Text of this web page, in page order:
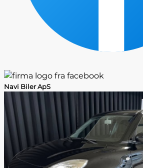
Navi Biler ApS